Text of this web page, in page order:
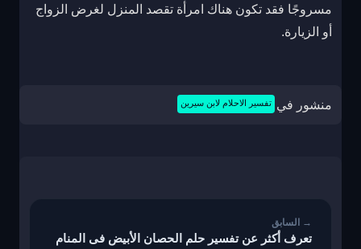
مسروجًا فقد تكون هناك امرأة تقصد المنزل لغرض الزواج
أو الزيارة.
منشور في تفسير الاحلام لابن سيرين
تعرف أكثر عن تفسير حلم الحصان الأبيض فى المنام